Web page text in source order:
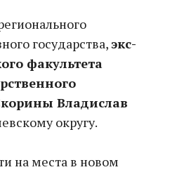
государства,экс-
факультета
Владислав
округу.
на места в новом